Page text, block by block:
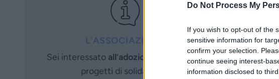
Do Not Process My
If you wish to opt-out of the
sensitive information for
confirm your selection.
continue seeing interest-
information disclosed to
L'ASSOCIAZIONE
Sei interessato all’adozione a distanza
e
progetti di solidarietà?